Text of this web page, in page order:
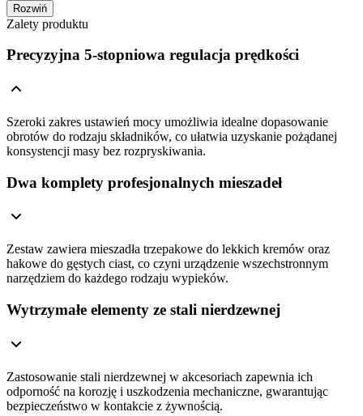
Rozwiń
Zalety produktu
Precyzyjna 5-stopniowa regulacja prędkości
Szeroki zakres ustawień mocy umożliwia idealne dopasowanie
obrotów do rodzaju składników, co ułatwia uzyskanie pożądanej
konsystencji masy bez rozpryskiwania.
Dwa komplety profesjonalnych mieszadeł
Zestaw zawiera mieszadła trzepakowe do lekkich kremów oraz
hakowe do gęstych ciast, co czyni urządzenie wszechstronnym
narzędziem do każdego rodzaju wypieków.
Wytrzymałe elementy ze stali nierdzewnej
Zastosowanie stali nierdzewnej w akcesoriach zapewnia ich
odporność na korozję i uszkodzenia mechaniczne, gwarantując
bezpieczeństwo w kontakcie z żywnością.